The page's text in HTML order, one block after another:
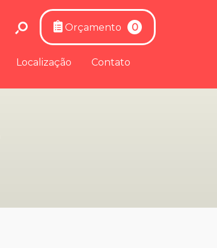
Orçamento 0
Localização Contato